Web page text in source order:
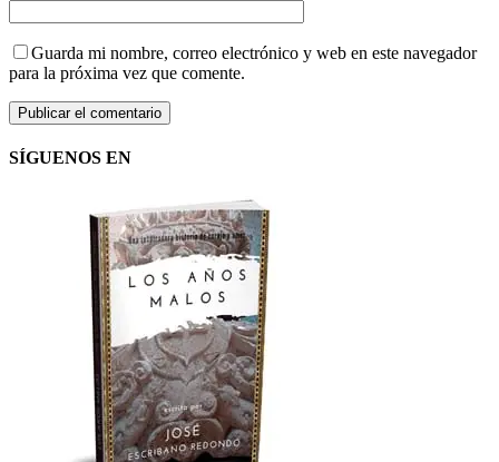
Guarda mi nombre, correo electrónico y web en este navegador
para la próxima vez que comente.
SÍGUENOS EN